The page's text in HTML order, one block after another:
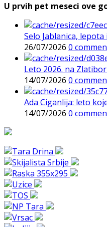
U prvih pet meseci ove
Selo Jablanica, lepota
26/07/2026 0
Leto 2026. na
14/07/2026 0
Ada Ciganlija: leto
14/07/2026 0